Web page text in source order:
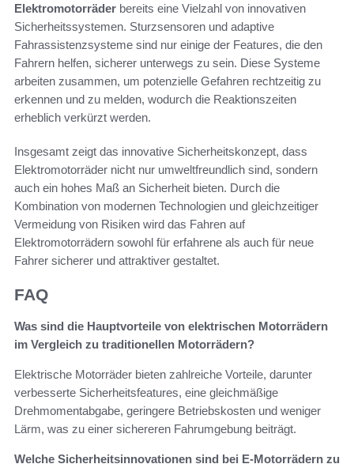
Elektromotorräder bereits eine Vielzahl von innovativen
Sicherheitssystemen. Sturzsensoren und adaptive
Fahrassistenzsysteme sind nur einige der Features, die den
Fahrern helfen, sicherer unterwegs zu sein. Diese Systeme
arbeiten zusammen, um potenzielle Gefahren rechtzeitig zu
erkennen und zu melden, wodurch die Reaktionszeiten
erheblich verkürzt werden.
Insgesamt zeigt das innovative Sicherheitskonzept, dass
Elektromotorräder nicht nur umweltfreundlich sind, sondern
auch ein hohes Maß an Sicherheit bieten. Durch die
Kombination von modernen Technologien und gleichzeitiger
Vermeidung von Risiken wird das Fahren auf
Elektromotorrädern sowohl für erfahrene als auch für neue
Fahrer sicherer und attraktiver gestaltet.
FAQ
Was sind die Hauptvorteile von elektrischen Motorrädern
im Vergleich zu traditionellen Motorrädern?
Elektrische Motorräder bieten zahlreiche Vorteile, darunter
verbesserte Sicherheitsfeatures, eine gleichmäßige
Drehmomentabgabe, geringere Betriebskosten und weniger
Lärm, was zu einer sichereren Fahrumgebung beiträgt.
Welche Sicherheitsinnovationen sind bei E-Motorrädern zu